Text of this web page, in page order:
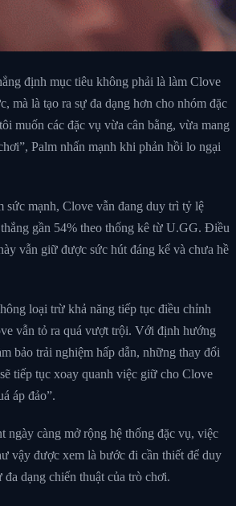
định mục tiêu không phải là làm Clove
mà là tạo ra sự đa dạng hơn cho nhóm đặc
muốn các đặc vụ vừa cân bằng, vừa mang
Palm nhấn mạnh khi phản hồi lo ngại
sức mạnh, Clove vẫn đang duy trì tỷ lệ
gần 54% theo thống kê từ U.GG. Điều
vẫn giữ được sức hút đáng kể và chưa hề
loại trừ khả năng tiếp tục điều chỉnh
vẫn tỏ ra quá vượt trội. Với định hướng
bảo trải nghiệm hấp dẫn, những thay đổi
tiếp tục xoay quanh việc giữ cho Clove
áp đảo”.
ngày càng mở rộng hệ thống đặc vụ, việc
vậy được xem là bước đi cần thiết để duy
dạng chiến thuật của trò chơi.